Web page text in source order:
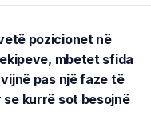
pozicionet në
mbetet sfida
pas një faze të
kurrë sot besojnë